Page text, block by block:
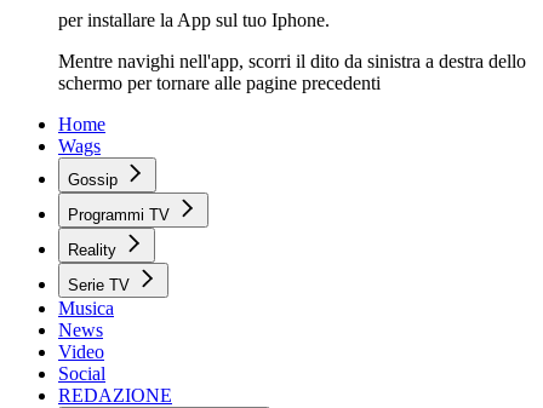
per installare la App sul tuo Iphone.
Mentre navighi nell'app, scorri il dito da sinistra a destra dello
schermo per tornare alle pagine precedenti
Home
Wags
Gossip
Programmi TV
Reality
Serie TV
Musica
News
Video
Social
REDAZIONE